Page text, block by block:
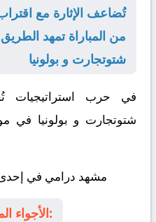
من المباراة تمهد
شتوتجارت و بولونيا
في حرب استراتيجيات
شتوتجارت و بولونيا في
مشهد درامي في إحدى
الأجواء المحيطة بالمواجهة المرتقبة: